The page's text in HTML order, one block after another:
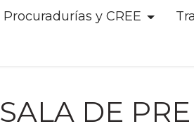
Procuradurías y CREE
SALA DE